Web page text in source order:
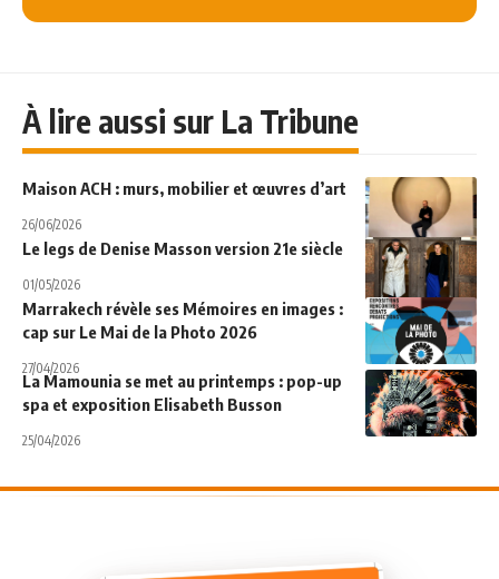
À lire aussi sur La Tribune
Maison ACH : murs, mobilier et œuvres d’art
26/06/2026
Le legs de Denise Masson version 21e siècle
01/05/2026
Marrakech révèle ses Mémoires en images :
cap sur Le Mai de la Photo 2026
27/04/2026
La Mamounia se met au printemps : pop-up
spa et exposition Elisabeth Busson
25/04/2026